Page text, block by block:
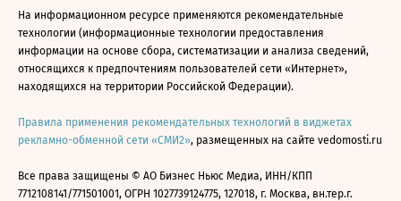
На информационном ресурсе применяются рекомендательные
технологии (информационные технологии предоставления
информации на основе сбора, систематизации и анализа сведений,
относящихся к предпочтениям пользователей сети «Интернет»,
находящихся на территории Российской Федерации).
Правила применения рекомендательных технологий в виджетах
рекламно-обменной сети «СМИ2», размещенных на сайте vedomosti.ru
Все права защищены © АО Бизнес Ньюс Медиа, ИНН/КПП
7712108141/771501001, ОГРН 1027739124775, 127018, г. Москва, вн.тер.г.